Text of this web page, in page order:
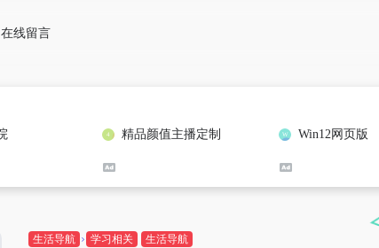
在线留言
精品颜值主播定制 Win12网页版
生活导航 学习相关 生活导航